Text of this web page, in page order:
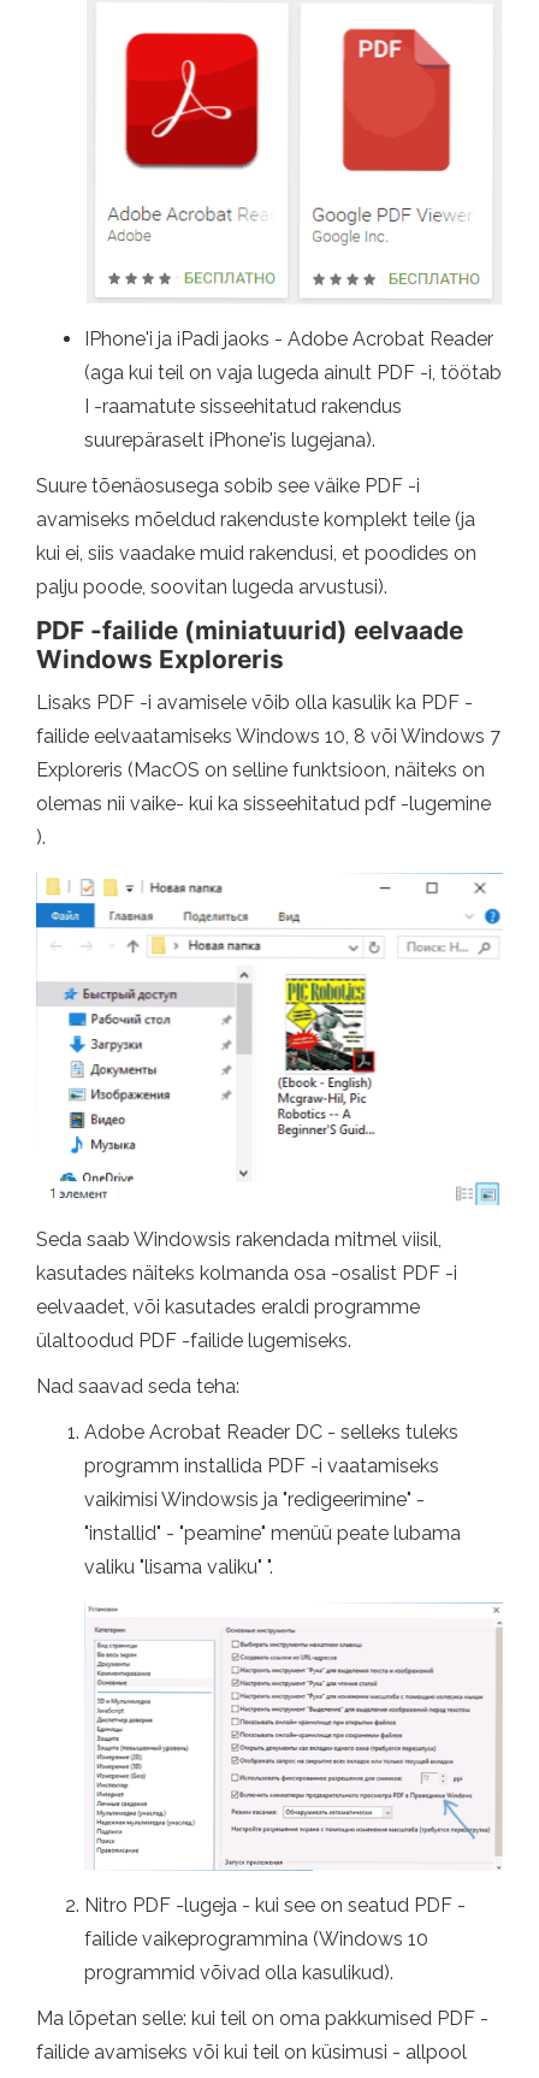
IPhone'i ja iPadi jaoks - Adobe Acrobat Reader
(aga kui teil on vaja lugeda ainult PDF -i, töötab
I -raamatute sisseehitatud rakendus
suurepäraselt iPhone'is lugejana).
Suure tõenäosusega sobib see väike PDF -i
avamiseks mõeldud rakenduste komplekt teile (ja
kui ei, siis vaadake muid rakendusi, et poodides on
palju poode, soovitan lugeda arvustusi).
PDF -failide (miniatuurid) eelvaade
Windows Exploreris
Lisaks PDF -i avamisele võib olla kasulik ka PDF -
failide eelvaatamiseks Windows 10, 8 või Windows 7
Exploreris (MacOS on selline funktsioon, näiteks on
olemas nii vaike- kui ka sisseehitatud pdf -lugemine
).
Seda saab Windowsis rakendada mitmel viisil,
kasutades näiteks kolmanda osa -osalist PDF -i
eelvaadet, või kasutades eraldi programme
ülaltoodud PDF -failide lugemiseks.
Nad saavad seda teha:
Adobe Acrobat Reader DC - selleks tuleks
programm installida PDF -i vaatamiseks
vaikimisi Windowsis ja "redigeerimine" -
"installid" - "peamine" menüü peate lubama
valiku "lisama valiku" ".
Nitro PDF -lugeja - kui see on seatud PDF -
failide vaikeprogrammina (Windows 10
programmid võivad olla kasulikud).
Ma lõpetan selle: kui teil on oma pakkumised PDF -
failide avamiseks või kui teil on küsimusi - allpool